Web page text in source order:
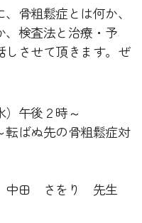
、検査法と治療・予
しさせて頂きます。ぜ
）午後２時～
転ばぬ先の骨粗鬆症対
田 さをり 先生